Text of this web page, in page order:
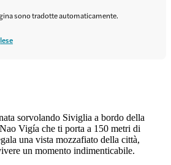
sono tradotte automaticamente.
sorvolando Siviglia a bordo della
Vigía che ti porta a 150 metri di
una vista mozzafiato della città,
un momento indimenticabile.